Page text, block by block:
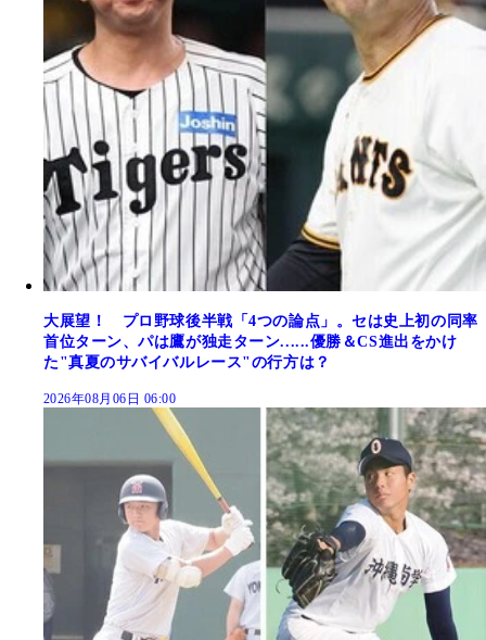
大展望！ プロ野球後半戦「4つの論点」。セは史上初の同率
首位ターン、パは鷹が独走ターン......優勝＆CS進出をかけ
た"真夏のサバイバルレース"の行方は？
2026年08月06日 06:00